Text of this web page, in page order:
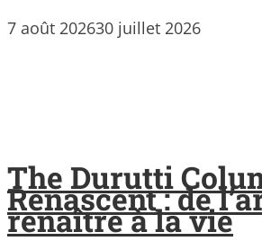
7 août 202630 juillet 2026
The Durutti
Renascent : de
renaître à la vie